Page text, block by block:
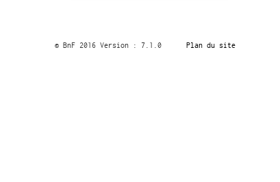
© BnF 2016 Version : 7.1.0 Plan du site